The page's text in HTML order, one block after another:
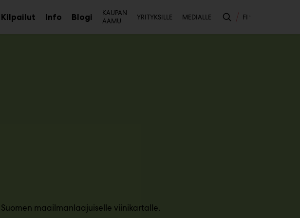
KilpailutAvaa
alavalikko
InfoAvaa
alavalikko
Blogi Toissijainen
KAUPAN
AAMU
YRITYKSILLE MEDIALLE FI
maailmanlaajuiselle viinikartalle.